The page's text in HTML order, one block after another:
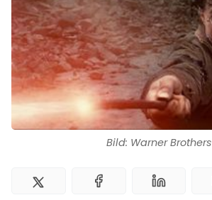
Impressum
Bild: Warner Brothers